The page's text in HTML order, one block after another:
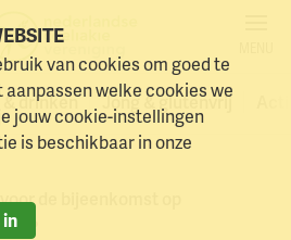
& drinken Jong & glutenvrij
over
dieet, ben jij
de bijeenkomst op
van cookies om goed te
welke cookies we
jouw cookie-instellingen
is beschikbaar in onze